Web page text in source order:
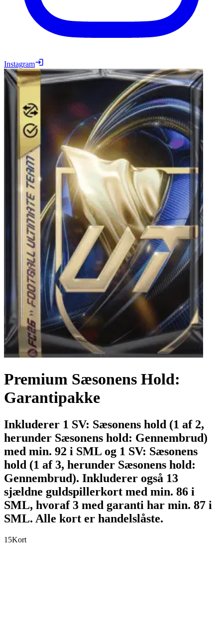
Instagram
Premium Sæsonens Hold:
Garantipakke
Inkluderer 1 SV: Sæsonens hold (1 af 2,
herunder Sæsonens hold: Gennembrud)
med min. 92 i SML og 1 SV: Sæsonens
hold (1 af 3, herunder Sæsonens hold:
Gennembrud). Inkluderer også 13
sjældne guldspillerkort med min. 86 i
SML, hvoraf 3 med garanti har min. 87 i
SML. Alle kort er handelslåste.
15Kort